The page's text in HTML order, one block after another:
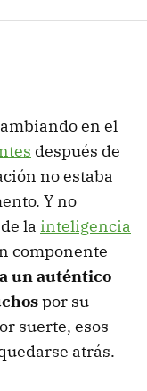
en el
después de
no estaba
Y no
la inteligencia
componente
un auténtico
por su
suerte, esos
atrás.